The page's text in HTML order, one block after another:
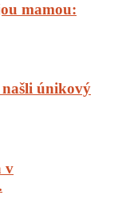
mamou:
únikový
v